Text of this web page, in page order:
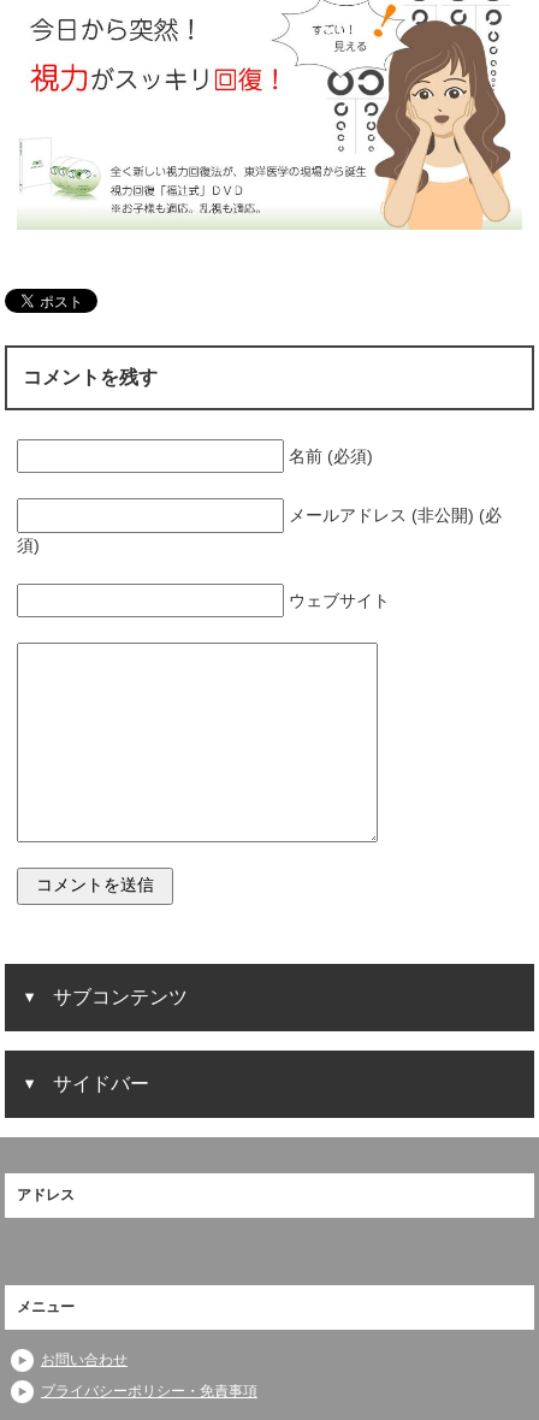
コメントを残す
名前 (必須)
メールアドレス (非公開) (必
須)
ウェブサイト
サブコンテンツ
サイドバー
アドレス
メニュー
お問い合わせ
プライバシーポリシー・免責事項